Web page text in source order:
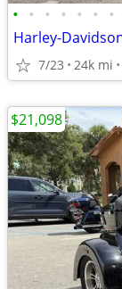
• • • • • • •
7/23 24k mi
$21,098